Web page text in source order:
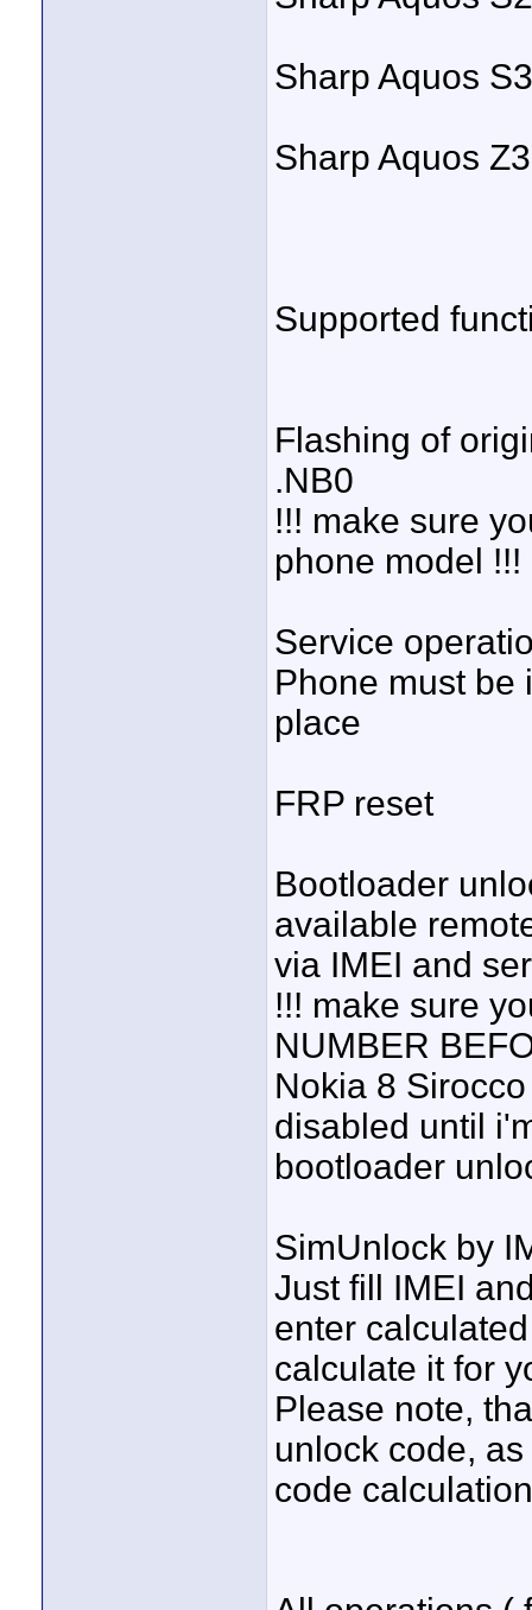
Sharp Aquos
Sharp Aquos
Supported
Flashing of
.NB0
!!! make sure
phone model !!!
Service
Phone must be
place
FRP reset
Bootloader
available
via IMEI and
!!! make sure
NUMBER
Nokia 8
disabled until
bootloader
SimUnlock by
Just fill IMEI
enter
calculate it for
Please note,
unlock code,
code